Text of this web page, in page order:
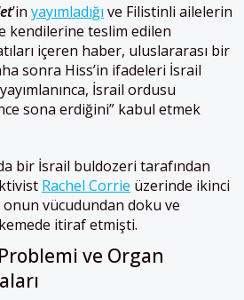
’in yayımladığı ve Filistinli ailelerin
kendilerine teslim edilen
içeren haber, uluslararası bir
sonra Hiss’in ifadeleri İsrail
İsrail ordusu
sona erdiğini” kabul etmek
bir İsrail buldozeri tarafından
Rachel Corrie üzerinde ikinci
onun vücudundan doku ve
itiraf etmişti.
ve Organ